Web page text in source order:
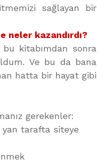
sağlayan bir
neler kazandırdı?
kitabımdan sonra
Ve bu da bana
hatta bir hayat gibi
gerekenler:
tarafta siteye